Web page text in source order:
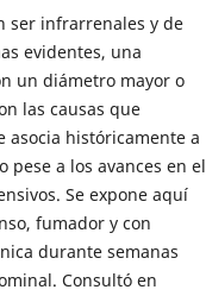
ser infrarrenales y de
evidentes, una
un diámetro mayor o
las causas que
asocia históricamente a
a los avances en el
Se expone aquí
fumador y con
durante semanas
Consultó en